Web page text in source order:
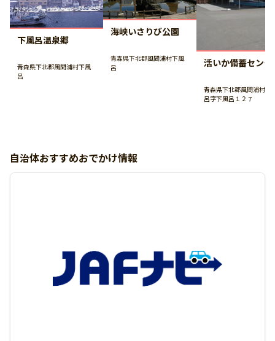
下風呂温泉郷
青森県下北郡風間浦村下風
呂
海峡いさりび公園
青森県下北郡風間浦村下風
呂
活いか備蓄センタ
青森県下北郡風間浦村下
呂字下風呂１２７
自治体おすすめおでかけ情報